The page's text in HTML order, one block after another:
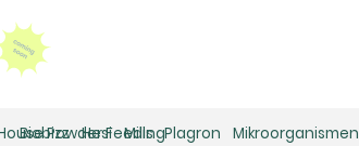
Powder Feeding
Biobizz Hesi Mills Plagron Mikroorganismen